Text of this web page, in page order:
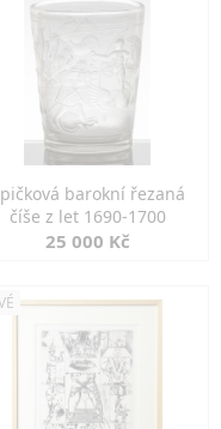
barokní řezaná
číše z let 1690-1700
25 000 Kč